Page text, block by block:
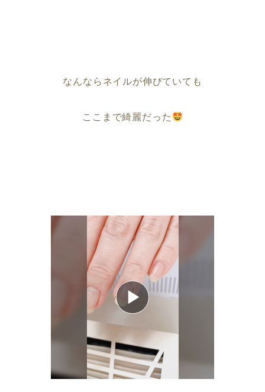
なんならネイルが伸びていても
ここまで綺麗だった